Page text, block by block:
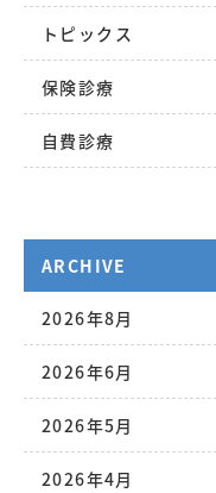
トピックス
保険診療
自費診療
ARCHIVE
2026年8月
2026年6月
2026年5月
2026年4月